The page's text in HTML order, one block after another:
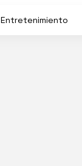
Entretenimiento